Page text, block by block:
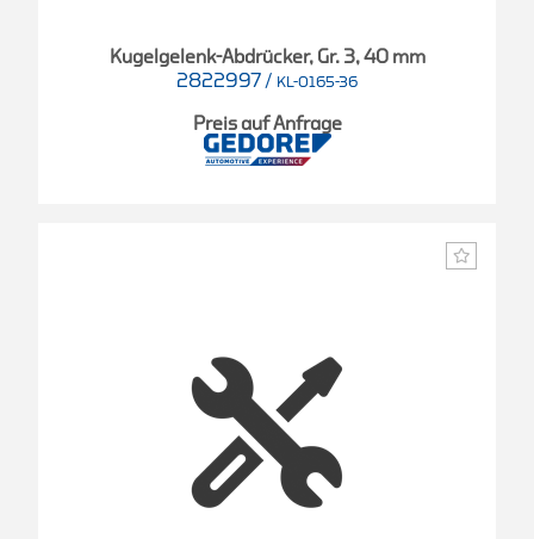
Kugelgelenk-Abdrücker, Gr. 3, 40 mm
2822997 / KL-0165-36
Preis auf Anfrage